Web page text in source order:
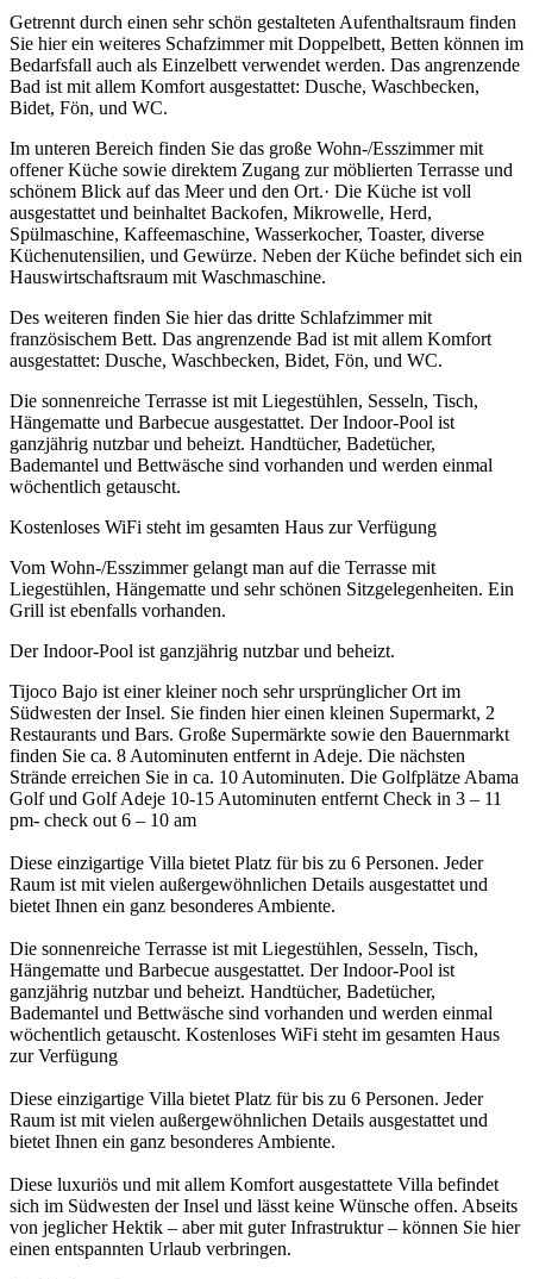
Getrennt durch einen sehr schön gestalteten Aufenthaltsraum finden
Sie hier ein weiteres Schafzimmer mit Doppelbett, Betten können im
Bedarfsfall auch als Einzelbett verwendet werden. Das angrenzende
Bad ist mit allem Komfort ausgestattet: Dusche, Waschbecken,
Bidet, Fön, und WC.
Im unteren Bereich finden Sie das große Wohn-/Esszimmer mit
offener Küche sowie direktem Zugang zur möblierten Terrasse und
schönem Blick auf das Meer und den Ort.· Die Küche ist voll
ausgestattet und beinhaltet Backofen, Mikrowelle, Herd,
Spülmaschine, Kaffeemaschine, Wasserkocher, Toaster, diverse
Küchenutensilien, und Gewürze. Neben der Küche befindet sich ein
Hauswirtschaftsraum mit Waschmaschine.
Des weiteren finden Sie hier das dritte Schlafzimmer mit
französischem Bett. Das angrenzende Bad ist mit allem Komfort
ausgestattet: Dusche, Waschbecken, Bidet, Fön, und WC.
Die sonnenreiche Terrasse ist mit Liegestühlen, Sesseln, Tisch,
Hängematte und Barbecue ausgestattet. Der Indoor-Pool ist
ganzjährig nutzbar und beheizt. Handtücher, Badetücher,
Bademantel und Bettwäsche sind vorhanden und werden einmal
wöchentlich getauscht.
Kostenloses WiFi steht im gesamten Haus zur Verfügung
Vom Wohn-/Esszimmer gelangt man auf die Terrasse mit
Liegestühlen, Hängematte und sehr schönen Sitzgelegenheiten. Ein
Grill ist ebenfalls vorhanden.
Der Indoor-Pool ist ganzjährig nutzbar und beheizt.
Tijoco Bajo ist einer kleiner noch sehr ursprünglicher Ort im
Südwesten der Insel. Sie finden hier einen kleinen Supermarkt, 2
Restaurants und Bars. Große Supermärkte sowie den Bauernmarkt
finden Sie ca. 8 Autominuten entfernt in Adeje. Die nächsten
Strände erreichen Sie in ca. 10 Autominuten. Die Golfplätze Abama
Golf und Golf Adeje 10-15 Autominuten entfernt Check in 3 – 11
pm- check out 6 – 10 am
Diese einzigartige Villa bietet Platz für bis zu 6 Personen. Jeder
Raum ist mit vielen außergewöhnlichen Details ausgestattet und
bietet Ihnen ein ganz besonderes Ambiente.
Die sonnenreiche Terrasse ist mit Liegestühlen, Sesseln, Tisch,
Hängematte und Barbecue ausgestattet. Der Indoor-Pool ist
ganzjährig nutzbar und beheizt. Handtücher, Badetücher,
Bademantel und Bettwäsche sind vorhanden und werden einmal
wöchentlich getauscht. Kostenloses WiFi steht im gesamten Haus
zur Verfügung
Diese einzigartige Villa bietet Platz für bis zu 6 Personen. Jeder
Raum ist mit vielen außergewöhnlichen Details ausgestattet und
bietet Ihnen ein ganz besonderes Ambiente.
Diese luxuriös und mit allem Komfort ausgestattete Villa befindet
sich im Südwesten der Insel und lässt keine Wünsche offen. Abseits
von jeglicher Hektik – aber mit guter Infrastruktur – können Sie hier
einen entspannten Urlaub verbringen.